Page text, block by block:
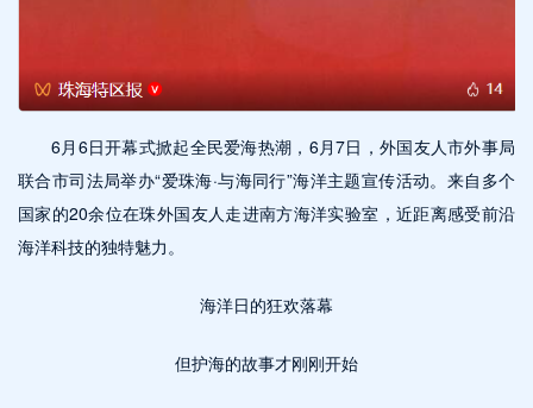
6月6日开幕式掀起全民爱海热潮，6月7日，外国友人市外事局
联合市司法局举办“爱珠海·与海同行”海洋主题宣传活动。来自多个
国家的20余位在珠外国友人走进南方海洋实验室，近距离感受前沿
海洋科技的独特魅力。
海洋日的狂欢落幕
但护海的故事才刚刚开始